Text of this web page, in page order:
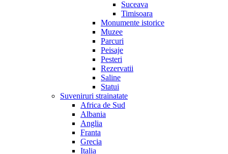
Suceava
Timisoara
Monumente istorice
Muzee
Parcuri
Peisaje
Pesteri
Rezervatii
Saline
Statui
Suveniruri strainatate
Africa de Sud
Albania
Anglia
Franta
Grecia
Italia